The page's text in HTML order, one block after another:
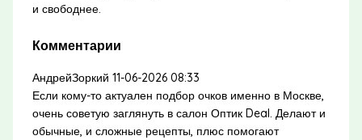
и свободнее.
Комментарии
АндрейЗоркий 11-06-2026 08:33
Если кому-то актуален подбор очков именно в Москве,
очень советую заглянуть в салон Оптик Deal. Делают и
обычные, и сложные рецепты, плюс помогают